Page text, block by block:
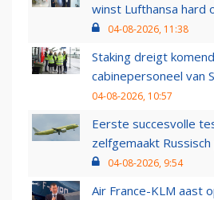
winst Lufthansa hard
04-08-2026, 11:38
Staking dreigt
cabinepersoneel van
04-08-2026, 10:57
Eerste succesvolle
zelfgemaakt
04-08-2026, 9:54
Air France-KLM aast